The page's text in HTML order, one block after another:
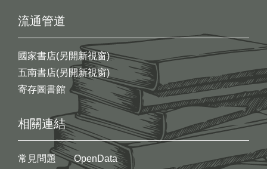
流通管道
國家書店(另開新視窗)
五南書店(另開新視窗)
寄存圖書館
相關連結
常見問題
OpenData